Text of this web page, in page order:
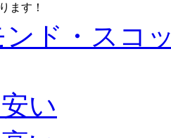
ます！
ド・スコ
い